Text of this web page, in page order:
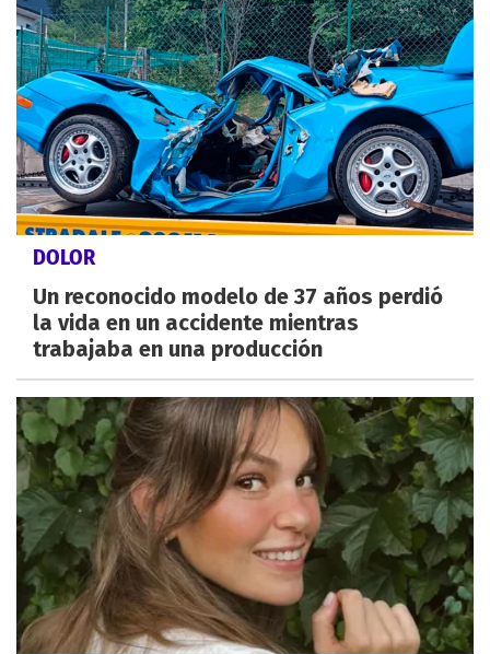
DOLOR
Un reconocido modelo de 37 años perdió
la vida en un accidente mientras
trabajaba en una producción